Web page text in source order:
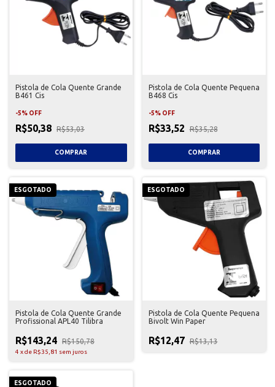
Pistola de Cola Quente Grande
B461 Cis
-5% OFF
R$50,38 R$53,03
Pistola de Cola Quente Pequena
B468 Cis
-5% OFF
R$33,52 R$35,28
ESGOTADO
Pistola de Cola Quente Grande
Profissional APL40 Tilibra
R$143,24 R$150,78
4 xde R$35,81 sem juros
ESGOTADO
Pistola de Cola Quente Pequena
Bivolt Win Paper
R$12,47 R$13,13
ESGOTADO